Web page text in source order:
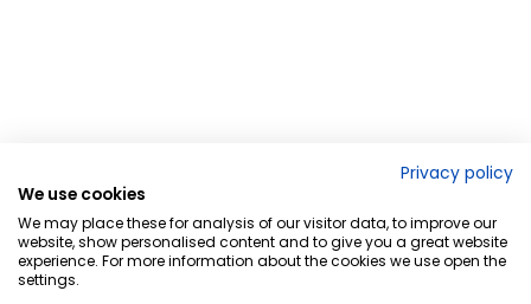
Privacy policy
We use cookies
We may place these for analysis of our visitor data, to improve our
website, show personalised content and to give you a great website
experience. For more information about the cookies we use open the
settings.